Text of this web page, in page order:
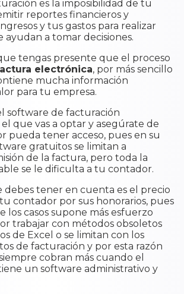
es la imposibilidad de tu
reportes financieros y
y tus gastos para realizar
ayudan a tomar decisiones.
tengas presente que el proceso
electrónica, por más sencillo
mucha información
para tu empresa.
software de facturación
que vas a optar y asegúrate de
pueda tener acceso, pues en su
gratuitos se limitan a
de la factura, pero toda la
se le dificulta a tu contador.
tener en cuenta es el precio
contador por sus honorarios, pues
los casos supone más esfuerzo
trabajar con métodos obsoletos
de Excel o se limitan con los
de facturación y por esta razón
cobran más cuando el
un software administrativo y